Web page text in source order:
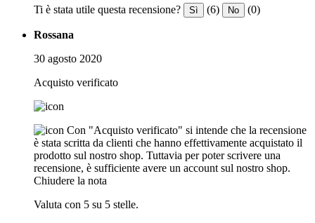
Ti è stata utile questa recensione? Sì (6) No (0)
Rossana
30 agosto 2020
Acquisto verificato
Con "Acquisto verificato" si intende che la recensione
è stata scritta da clienti che hanno effettivamente acquistato il
prodotto sul nostro shop. Tuttavia per poter scrivere una
recensione, è sufficiente avere un account sul nostro shop.
Chiudere la nota
Valuta con 5 su 5 stelle.